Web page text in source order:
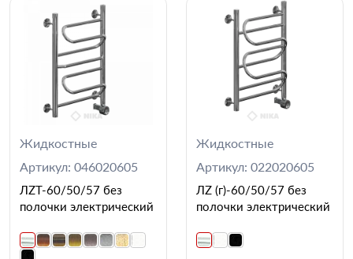
Жидкостные
Артикул: 046020605
ЛZT-60/50/57 без
полочки электрический
Жидкостные
Артикул: 022020605
ЛZ (г)-60/50/57 без
полочки электрический